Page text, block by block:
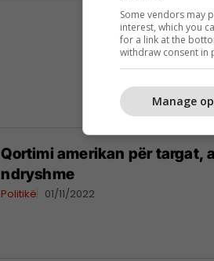
Qortimi amerikan për targat,
ndryshme
Politikë 01/11/2022
Some vendors may
interest, which you
for a link at the
withdraw consent in
Manage